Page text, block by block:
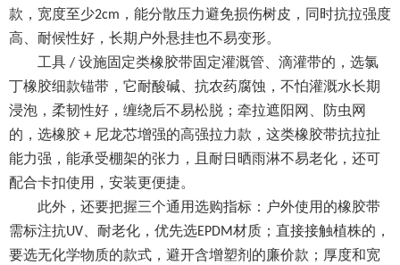
款，宽度至少2cm ，能分散压力避免损伤树皮，同时抗拉强度
高、耐候性好，长期户外悬挂也不易变形。
工具 / 设施固定类橡胶带固定灌溉管、滴灌带的，选氯
丁橡胶细款锚带，它耐酸碱、抗农药腐蚀，不怕灌溉水长期
浸泡，柔韧性好，缠绕后不易松脱；牵拉遮阳网、防虫网
的，选橡胶 + 尼龙芯增强的高强拉力款，这类橡胶带抗拉扯
能力强，能承受棚架的张力，且耐日晒雨淋不易老化，还可
配合卡扣使用，安装更便捷。
此外，还要把握三个通用选购指标：户外使用的橡胶带
需标注抗UV 、耐老化，优先选EPDM材质；直接接触植株的，
要选无化学物质的款式，避开含增塑剂的廉价款；厚度和宽